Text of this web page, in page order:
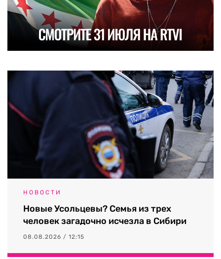
НОВОСТИ
Новые Усольцевы? Семья из трех
человек загадочно исчезла в Сибири
08.08.2026 / 12:15